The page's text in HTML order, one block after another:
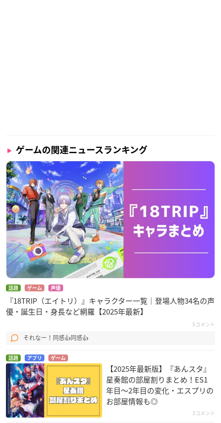
ゲームの関連ニュースランキング
話題 ゲーム 声優
『18TRIP（エイトリ）』キャラクター一覧｜登場人物34名の声
優・誕生日・身長など網羅【2025年最新】
5コメント
それなー！同感👍同感👍
話題 アプリ ゲーム
【2025年最新版】『あんスタ』
星奏館の部屋割りまとめ！ES1
年目〜2年目の変化・エスプリの
お部屋情報も◎
3コメント